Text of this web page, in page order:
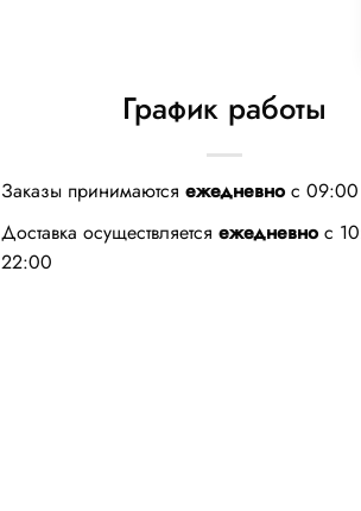
График работы
Заказы принимаются ежедневнос
Доставка осуществляется ежедневнос
22:00